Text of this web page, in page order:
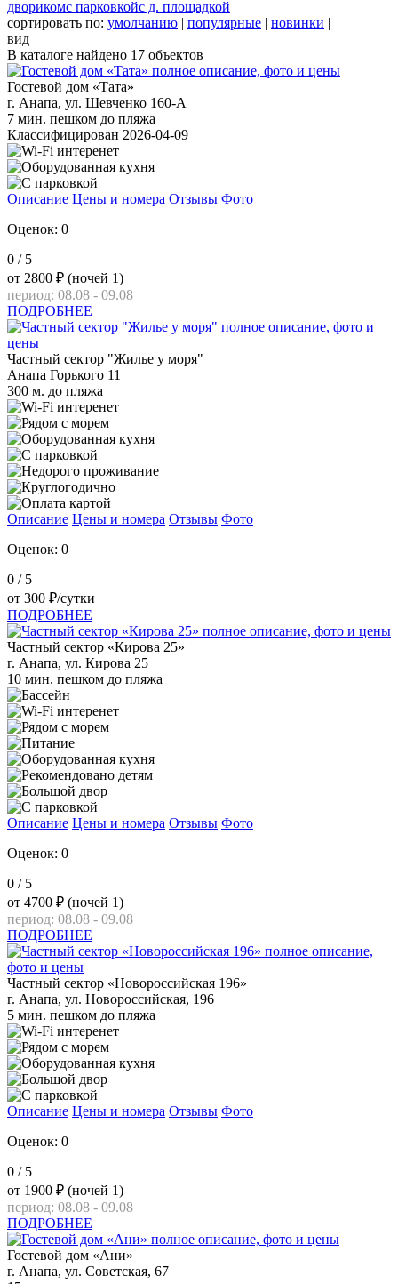
дворикомс парковкойс д. площадкой
сортировать по: умолчанию | популярные | новинки |
вид
В каталоге найдено 17 объектов
Гостевой дом «Тата»
г. Анапа, ул. Шевченко 160-А
7 мин. пешком до пляжа
Классифицирован 2026-04-09
Описание Цены и номера Отзывы Фото
Оценок: 0
0 / 5
от 2800 ₽ (ночей 1)
период: 08.08 - 09.08
ПОДРОБНЕЕ
Частный сектор "Жилье у моря"
Анапа Горького 11
300 м. до пляжа
Описание Цены и номера Отзывы Фото
Оценок: 0
0 / 5
от 300 ₽/сутки
ПОДРОБНЕЕ
Частный сектор «Кирова 25»
г. Анапа, ул. Кирова 25
10 мин. пешком до пляжа
Описание Цены и номера Отзывы Фото
Оценок: 0
0 / 5
от 4700 ₽ (ночей 1)
период: 08.08 - 09.08
ПОДРОБНЕЕ
Частный сектор «Новороссийская 196»
г. Анапа, ул. Новороссийская, 196
5 мин. пешком до пляжа
Описание Цены и номера Отзывы Фото
Оценок: 0
0 / 5
от 1900 ₽ (ночей 1)
период: 08.08 - 09.08
ПОДРОБНЕЕ
Гостевой дом «Ани»
г. Анапа, ул. Советская, 67